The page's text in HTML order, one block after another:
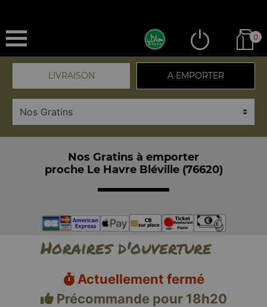
0
LIVRAISON A EMPORTER
Nos Gratins à emporter
proche Le Havre Bléville (76620)
Horaires d'ouverture
Actuellement fermé
Précommande pour 18h20